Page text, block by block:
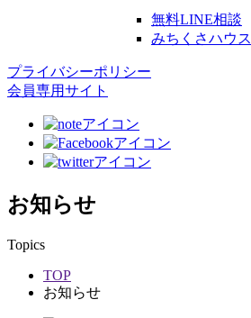
無料LINE相談
みちくさハウス
プライバシーポリシー
会員専用サイト
お知らせ
Topics
TOP
お知らせ